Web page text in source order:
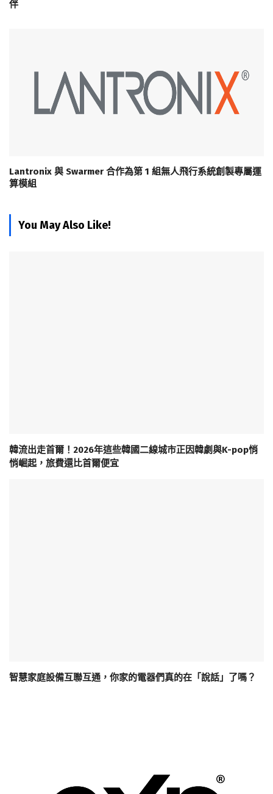
伴
Lantronix 與 Swarmer 合作為第 1 組無人飛行系統創製專屬運
算模組
You May Also Like!
韓流出走首爾！2026年這些韓國二線城市正因韓劇與K-pop悄
悄崛起，旅費還比首爾便宜
智慧家庭設備互聯互通，你家的電器們真的在「說話」了嗎？